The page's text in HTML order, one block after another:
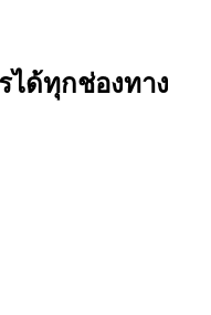
ได้ทุกช่องทาง